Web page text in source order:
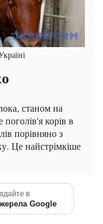
станом на
корів в
порівняно з
Це найстрімкіше
в
Google